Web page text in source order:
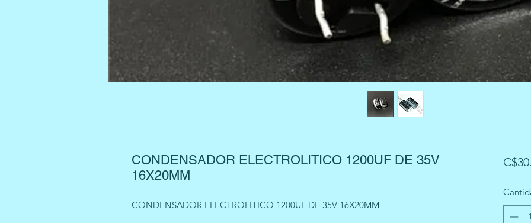
CONDENSADOR ELECTROLITICO 1200UF DE 35V
16X20MM
CONDENSADOR ELECTROLITICO 1200UF DE 35V 16X20MM